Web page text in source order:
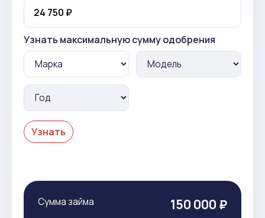
Узнать максимальную сумму одобрения
Узнать
Сумма займа 150 000 ₽